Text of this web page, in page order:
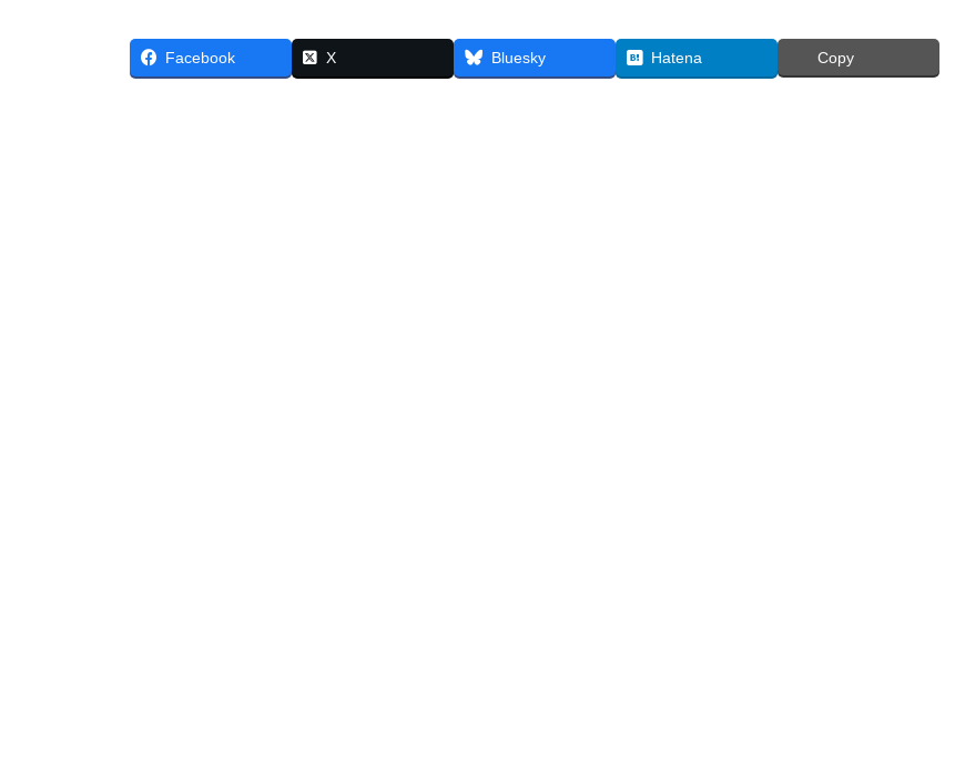
Facebook X Bluesky Hatena Copy